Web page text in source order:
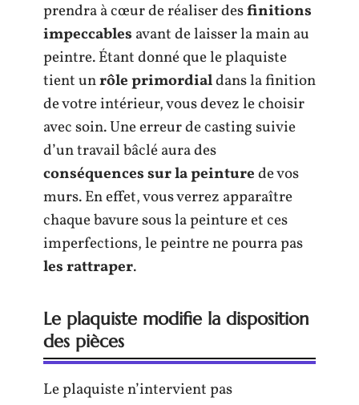
prendra à cœur de réaliser desfinitions
impeccables avant de laisser la main au
peintre. Étant donné que le plaquiste
tient unrôle primordialdans la finition
de votre intérieur, vous devez le choisir
avec soin. Une erreur de casting suivie
d’un travail bâclé aura des
conséquences sur la peinturede vos
murs. En effet, vous verrez apparaître
chaque bavure sous la peinture et ces
imperfections, le peintre ne pourra pas
les rattraper.
Le plaquiste modifie la disposition
des pièces
Le plaquiste n’intervient pas